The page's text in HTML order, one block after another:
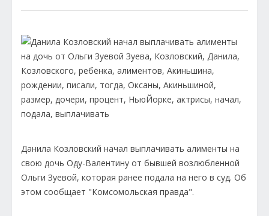
Данила Козловский начал выплачивать алименты на
свою дочь Оду-Валентину от бывшей возлюбленной
Ольги Зуевой, которая ранее подала на него в суд. Об
этом сообщает "Комсомольская правда".